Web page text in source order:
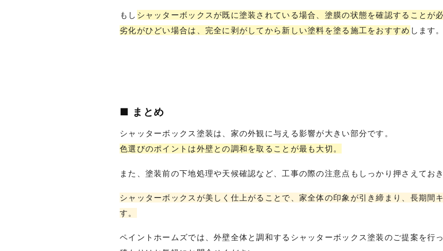
もし シャッターボックスが既に塗装されている場合、塗膜の状態を確認することが
劣化がひどい場合は、完全に剥がしてから新しい塗料を塗る施工をおすすめ します。
■ まとめ
シャッターボックス塗装は、家の外観に与える影響が大きい部分です。
色選びのポイントは外壁との調和を取ることが最も大切。
また、塗装前の下地処理や天候確認など、工事の際の注意点もしっかり押さえておき
シャッターボックスが美しく仕上がることで、家全体の印象が引き締まり、長期間
す。
ペイントホームズでは、外壁全体と調和するシャッターボックス塗装のご提案を行